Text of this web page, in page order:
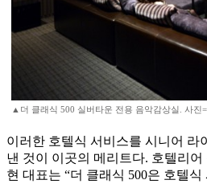
▲더 클래식 500 실버타운 전용 음악감상실. 사진
이러한 호텔식 서비스를 시니어 라
낸 것이 이곳의 메리트다. 호텔리
현 대표는 “더 클래식 500은 호텔